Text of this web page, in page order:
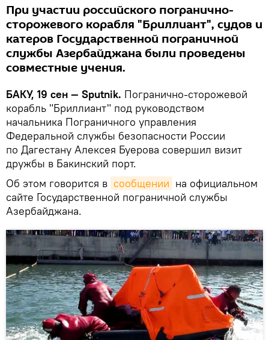
При участии российского погранично-
сторожевого корабля "Бриллиант", судов и
катеров Государственной пограничной
службы Азербайджана были проведены
совместные учения.
БАКУ, 19 сен — Sputnik. Погранично-сторожевой
корабль "Бриллиант" под руководством
начальника Пограничного управления
Федеральной службы безопасности России
по Дагестану Алексея Буерова совершил визит
дружбы в Бакинский порт.
Об этом говорится в сообщении на официальном
сайте Государственной пограничной службы
Азербайджана.